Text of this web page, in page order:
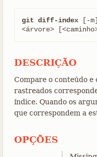
git diff-index [-
<árvore>
DESCRIÇÃO
Compare o conteúdo e
rastreados
índice. Quando os
que correspondem a
OPÇÕES